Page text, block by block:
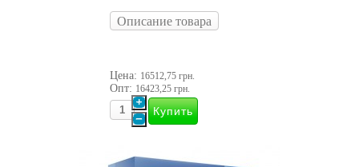
Описание товара
Цена: 16512,75 грн.
Опт: 16423,25 грн.